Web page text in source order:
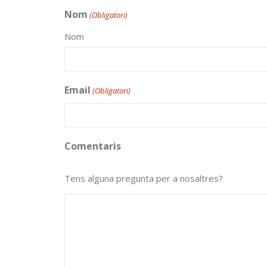
Nom (Obligatori)
Nom
Email (Obligatori)
Comentaris
Tens alguna pregunta per a nosaltres?